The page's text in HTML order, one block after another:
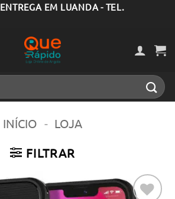
EM LUANDA - TEL.
INÍCIO - LOJA
FILTRAR